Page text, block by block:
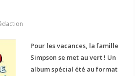
Pour les vacances, la famille
Simpson se met au vert ! Un
album spécial été au format